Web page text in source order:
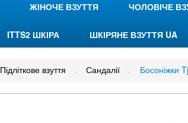
ЖІНОЧЕ ВЗУТТЯ ЧОЛОВІЧЕ
ITTS2 ШКІРА ШКІРЯНЕ ВЗУТТЯ UA
Підліткове взуття Сандалії Босоніжки